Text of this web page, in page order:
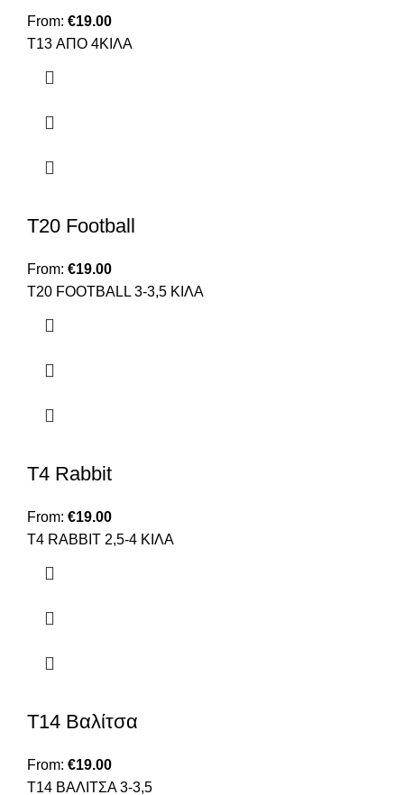
From: €19.00
T13 ΑΠΟ 4ΚΙΛΑ
T20 Football
From: €19.00
Τ20 FOOTBALL 3-3,5 ΚΙΛΑ
T4 Rabbit
From: €19.00
Τ4 RABBIT 2,5-4 ΚΙΛΑ
Τ14 Βαλίτσα
From: €19.00
Τ14 BAΛΙΤΣΑ 3-3,5